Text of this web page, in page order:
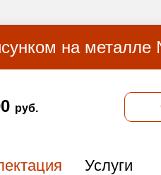
на
руб.
Услуги